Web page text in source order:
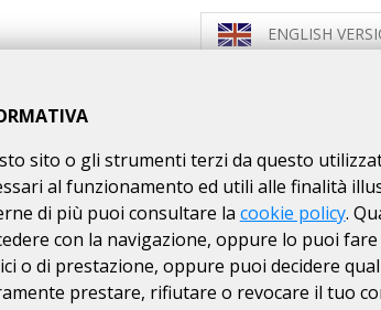
ENGLISH
ciclistinon tesserati con richiesta
ISTRUZIONI PER
ISCRIZIONI
sito o gli strumenti terzi da questo
al funzionamento ed utili alle finalità
di più puoi consultare la cookie policy.
con la navigazione, oppure lo puoi
o di prestazione, oppure puoi decidere
prestare, rifiutare o revocare il tuo